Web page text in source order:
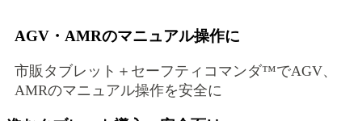
AGV・AMRのマニュアル操作に
市販タブレット＋セーフティコマンダ™でAGV、
AMRのマニュアル操作を安全に